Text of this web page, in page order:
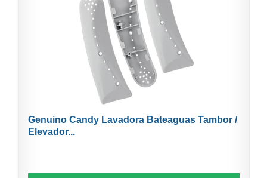
Genuino Candy Lavadora Bateaguas Tambor /
Elevador...